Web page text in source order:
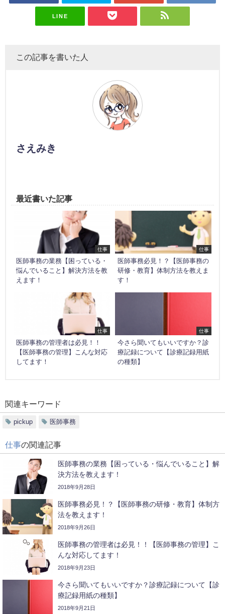
LINE
この記事を書いた人
さえみき
最近書いた記事
仕事
医師事務の業務【困っている・
悩んでいること】解決方法を教
えます！
仕事
医師事務必見！？【医師事務の
研修・教育】体制方法を教えま
す！
仕事
医師事務の管理者は必見！！
【医師事務の管理】こんな対応
してます！
仕事
今さら聞いてもいいですか？診
療記録について【診療記録用紙
の種類】
関連キーワード
pickup 医師事務
仕事の関連記事
医師事務の業務【困っている・悩んでいること】解
決方法を教えます！
2018年9月28日
医師事務必見！？【医師事務の研修・教育】体制方
法を教えます！
2018年9月26日
医師事務の管理者は必見！！【医師事務の管理】こ
んな対応してます！
2018年9月23日
今さら聞いてもいいですか？診療記録について【診
療記録用紙の種類】
2018年9月21日